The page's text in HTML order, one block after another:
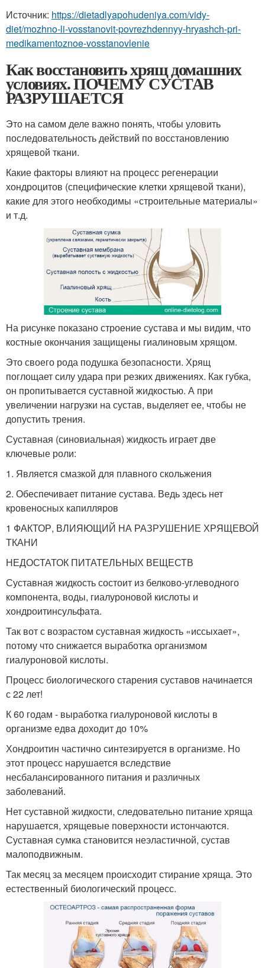
Источник: https://dietadlyapohudeniya.com/vidy-
diet/mozhno-li-vosstanovit-povrezhdennyy-hryashch-pri-
medikamentoznoe-vosstanovlenie
Как восстановить хрящ домашних
условиях. ПОЧЕМУ СУСТАВ
РАЗРУШАЕТСЯ
Это на самом деле важно понять, чтобы уловить
последовательность действий по восстановлению
хрящевой ткани.
Какие факторы влияют на процесс регенерации
хондроцитов (специфические клетки хрящевой ткани),
какие для этого необходимы «строительные материалы»
и т.д.
На рисунке показано строение сустава и мы видим, что
костные окончания защищены гиалиновым хрящом.
Это своего рода подушка безопасности. Хрящ
поглощает силу удара при резких движениях. Как губка,
он пропитывается суставной жидкостью. А при
увеличении нагрузки на сустав, выделяет ее, чтобы не
допустить трения.
Суставная (синовиальная) жидкость играет две
ключевые роли:
1. Является смазкой для плавного скольжения
2. Обеспечивает питание сустава. Ведь здесь нет
кровеносных капилляров
1 ФАКТОР, ВЛИЯЮЩИЙ НА РАЗРУШЕНИЕ ХРЯЩЕВОЙ
ТКАНИ
НЕДОСТАТОК ПИТАТЕЛЬНЫХ ВЕЩЕСТВ
Суставная жидкость состоит из белково-углеводного
компонента, воды, гиалуроновой кислоты и
хондроитинсульфата.
Так вот с возрастом суставная жидкость «иссыхает»,
потому что снижается выработка организмом
гиалуроновой кислоты.
Процесс биологического старения суставов начинается
с 22 лет!
К 60 годам - выработка гиалуроновой кислоты в
организме едва доходит до 10%
Хондроитин частично синтезируется в организме. Но
этот процесс нарушается вследствие
несбалансированного питания и различных
заболеваний.
Нет суставной жидкости, следовательно питание хряща
нарушается, хрящевые поверхности истончаются.
Суставная сумка становится неэластичной, сустав
малоподвижным.
Так месяц за месяцем происходит стирание хряща. Это
естественный биологический процесс.